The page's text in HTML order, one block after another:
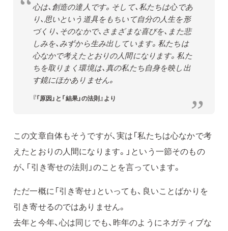
心は、創造の達人です。そして、私たちは心であ
り、思いという道具をもちいて自分の人生を形
づくり、そのなかで、さまざまな喜びを、また悲
しみを、みずから生み出しています。私たちは
心なかで考えたとおりの人間になります。私た
ちを取りまく環境は、真の私たち自身を映し出
す鏡にほかありません。
『「原因」と「結果」の法則』より
この文章自体もそうですが、実は「私たちは心なかで考
えたとおりの人間になります。」という一節そのもの
が、「引き寄せの法則」のことを言っています。
ただ一概に「引き寄せ」といっても、良いことばかりを
引き寄せるのではありません。
去年と今年、心は同じでも、昨年のようにネガティブな